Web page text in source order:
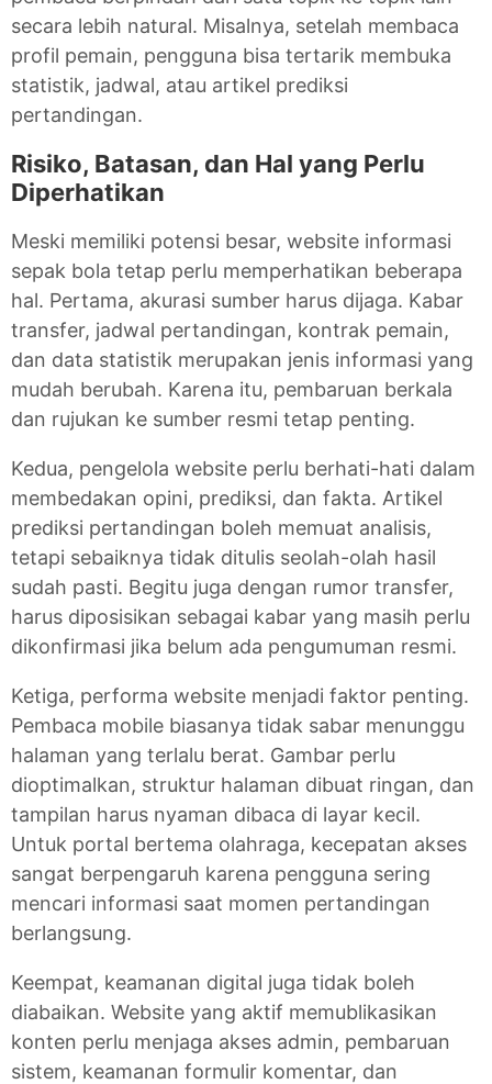
secara lebih natural. Misalnya, setelah membaca
profil pemain, pengguna bisa tertarik membuka
statistik, jadwal, atau artikel prediksi
pertandingan.
Risiko, Batasan, dan Hal yang Perlu
Diperhatikan
Meski memiliki potensi besar, website informasi
sepak bola tetap perlu memperhatikan beberapa
hal. Pertama, akurasi sumber harus dijaga. Kabar
transfer, jadwal pertandingan, kontrak pemain,
dan data statistik merupakan jenis informasi yang
mudah berubah. Karena itu, pembaruan berkala
dan rujukan ke sumber resmi tetap penting.
Kedua, pengelola website perlu berhati-hati dalam
membedakan opini, prediksi, dan fakta. Artikel
prediksi pertandingan boleh memuat analisis,
tetapi sebaiknya tidak ditulis seolah-olah hasil
sudah pasti. Begitu juga dengan rumor transfer,
harus diposisikan sebagai kabar yang masih perlu
dikonfirmasi jika belum ada pengumuman resmi.
Ketiga, performa website menjadi faktor penting.
Pembaca mobile biasanya tidak sabar menunggu
halaman yang terlalu berat. Gambar perlu
dioptimalkan, struktur halaman dibuat ringan, dan
tampilan harus nyaman dibaca di layar kecil.
Untuk portal bertema olahraga, kecepatan akses
sangat berpengaruh karena pengguna sering
mencari informasi saat momen pertandingan
berlangsung.
Keempat, keamanan digital juga tidak boleh
diabaikan. Website yang aktif memublikasikan
konten perlu menjaga akses admin, pembaruan
sistem, keamanan formulir komentar, dan